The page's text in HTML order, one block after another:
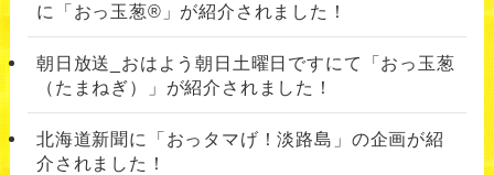
に「おっ玉葱®︎」が紹介されました！
朝日放送_おはよう朝日土曜日ですにて「おっ玉葱
（たまねぎ）」が紹介されました！
北海道新聞に「おっタマげ！淡路島」の企画が紹
介されました！